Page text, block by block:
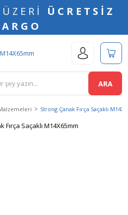
ÜCRETSİZ
ARA
Strong Çanak Fırça Saçaklı